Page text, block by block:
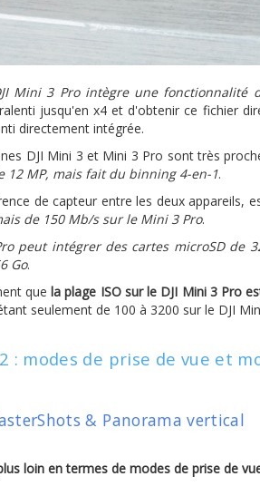
Mini 3 Pro intègre une
jusqu'en x4 et d'obtenir ce fichier
directement intégrée.
DJI Mini 3 et Mini 3 Pro sont très
12 MP, mais fait du binning 4-en-1.
de capteur entre les deux appareils,
de 150 Mb/s sur le Mini 3 Pro.
peut intégrer des cartes microSD de
Go.
que la plage ISO sur le DJI Mini 3 Pro
seulement de 100 à 3200 sur le DJI
: modes de prise de vue et
& Panorama vertical
loin en termes de modes de prise de